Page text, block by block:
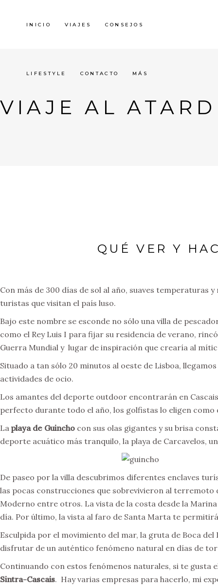
INICIO VIAJES CONSEJOS
LIFESTYLE CONTACTO MÁS
VIAJE AL
QUÉ VER Y
Con más de 300 días de sol al año, suaves temperaturas
turistas que visitan el país luso.
Bajo este nombre se esconde no sólo una villa de
como el Rey Luis I para fijar su residencia de verano,
Guerra Mundial y lugar de inspiración que crearía al
Situado a tan sólo 20 minutos al oeste de Lisboa,
actividades de ocio.
Los amantes del deporte outdoor encontrarán en
perfecto durante todo el año, los golfistas lo eligen
La playa de Guincho con sus olas gigantes y su brisa
deporte acuático más tranquilo, la playa de Carcavelos,
De paseo por la villa descubrimos diferentes enclaves
las pocas construcciones que sobrevivieron al terremoto
Moderno entre otros. La vista de la costa desde la
día. Por último, la vista al faro de Santa Marta te
Esculpida por el movimiento del mar, la gruta de Boca
disfrutar de un auténtico fenómeno natural en días de
Continuando con estos fenómenos naturales, si te gusta
Sintra-Cascais. Hay varias empresas para hacerlo, mi